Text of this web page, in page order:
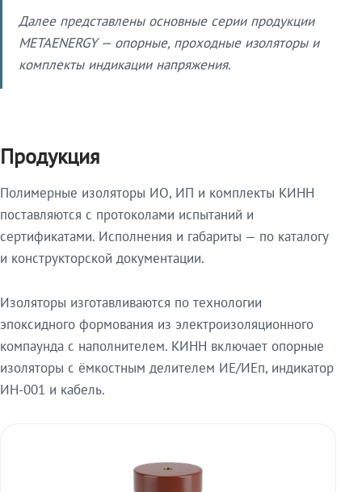
Далее представлены основные серии продукции
METAENERGY — опорные, проходные изоляторы и
комплекты индикации напряжения.
Продукция
Полимерные изоляторы ИО, ИП и комплекты КИНН
поставляются с протоколами испытаний и
сертификатами. Исполнения и габариты — по каталогу
и конструкторской документации.
Изоляторы изготавливаются по технологии
эпоксидного формования из электроизоляционного
компаунда с наполнителем. КИНН включает опорные
изоляторы с ёмкостным делителем ИЕ/ИЕп, индикатор
ИН-001 и кабель.